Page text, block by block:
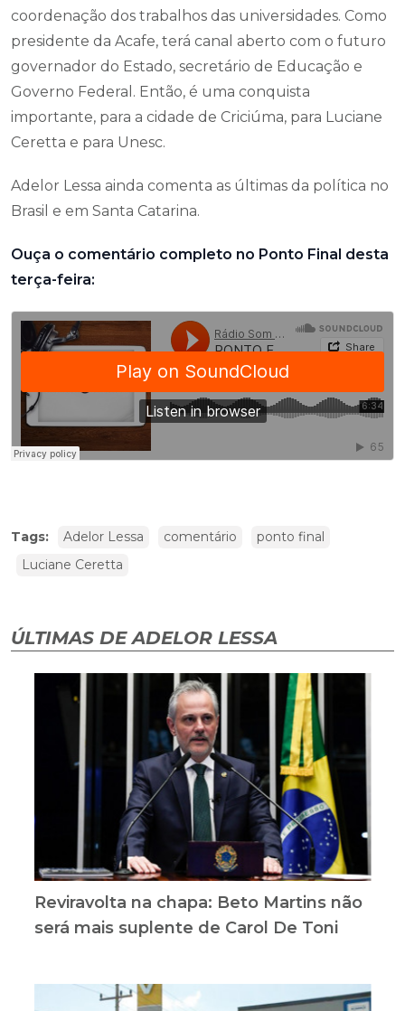
coordenação dos trabalhos das universidades. Como
presidente da Acafe, terá canal aberto com o futuro
governador do Estado, secretário de Educação e
Governo Federal. Então, é uma conquista
importante, para a cidade de Criciúma, para Luciane
Ceretta e para Unesc.
Adelor Lessa ainda comenta as últimas da política no
Brasil e em Santa Catarina.
Ouça o comentário completo no Ponto Final desta
terça-feira:
Tags: Adelor Lessa comentário
ponto final
Luciane Ceretta
ÚLTIMAS DE ADELOR LESSA
Reviravolta na chapa: Beto Martins não
será mais suplente de Carol De Toni